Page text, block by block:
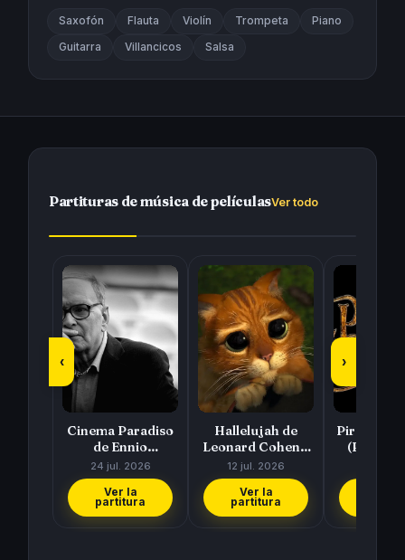
Saxofón Flauta Violín Trompeta Piano
Guitarra Villancicos Salsa
Partituras de música de películasVer todo
‹
Cinema Paradiso
de Ennio
Morricone
24 jul. 2026
Ver la
partitura
Hallelujah de
Leonard Cohen y
Rufus Wainwright
12 jul. 2026
Ver la
partitura
Piratas
(Pirates
Hans
›